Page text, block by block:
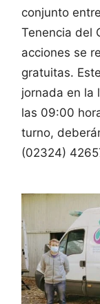
conjunto
Tenencia del
acciones se
gratuitas.
jornada en la
las 09:00
turno,
(02324)